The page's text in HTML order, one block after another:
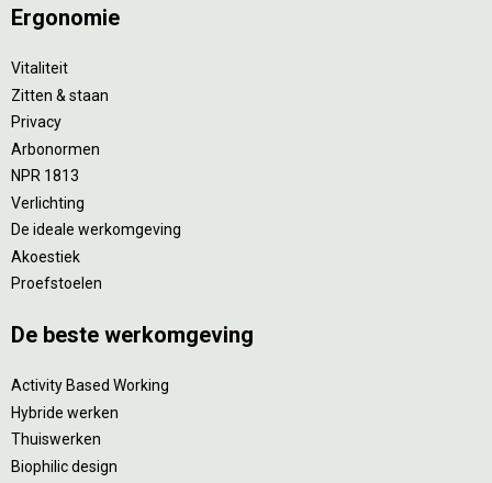
Ergonomie
Vitaliteit
Zitten & staan
Privacy
Arbonormen
NPR 1813
Verlichting
De ideale werkomgeving
Akoestiek
Proefstoelen
De beste werkomgeving
Activity Based Working
Hybride werken
Thuiswerken
Biophilic design